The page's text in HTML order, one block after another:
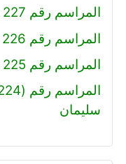
المراسم رقم 227 : كريم سالم درويش
المراسم رقم 226 : عمرو خالد حسين
المراسم رقم 225 : محمود جمال منتصر
سليمان